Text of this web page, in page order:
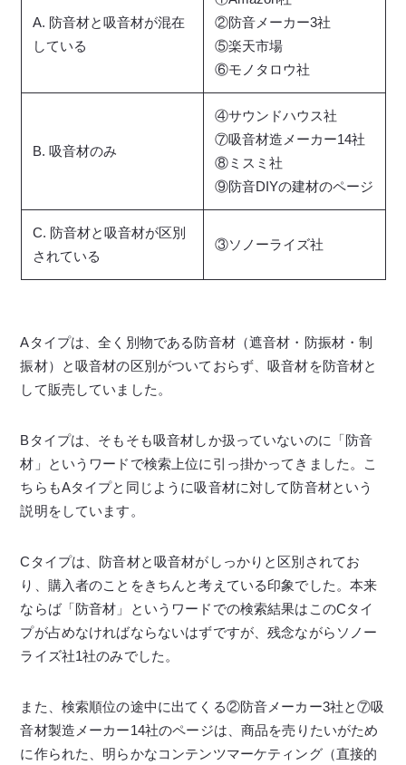
A. 防音材と吸音材が混在
している
②防音メーカー3社
⑤楽天市場
⑥モノタロウ社
B. 吸音材のみ
④サウンドハウス社
⑦吸音材造メーカー14社
⑧ミスミ社
⑨防音DIYの建材のページ
C. 防音材と吸音材が区別
されている
③ソノーライズ社
Aタイプは、全く別物である防音材（遮音材・防振材・制
振材）と吸音材の区別がついておらず、吸音材を防音材と
して販売していました。
Bタイプは、そもそも吸音材しか扱っていないのに「防音
材」というワードで検索上位に引っ掛かってきました。こ
ちらもAタイプと同じように吸音材に対して防音材という
説明をしています。
Cタイプは、防音材と吸音材がしっかりと区別されてお
り、購入者のことをきちんと考えている印象でした。本来
ならば「防音材」というワードでの検索結果はこのCタイ
プが占めなければならないはずですが、残念ながらソノー
ライズ社1社のみでした。
また、検索順位の途中に出てくる②防音メーカー3社と⑦吸
音材製造メーカー14社のページは、商品を売りたいがため
に作られた、明らかなコンテンツマーケティング（直接的